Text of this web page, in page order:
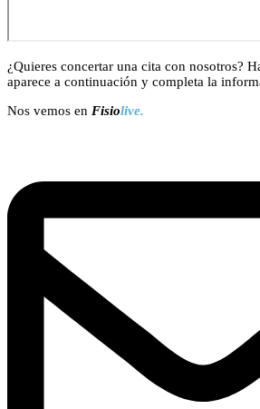
¿Quieres concertar una cita con nosotros?
aparece a continuación y completa la
Nos vemos en Fisiolive.